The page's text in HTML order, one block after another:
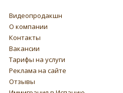
Видеопродакшн
О компании
Контакты
Вакансии
Тарифы на услуги
Реклама на сайте
Отзывы